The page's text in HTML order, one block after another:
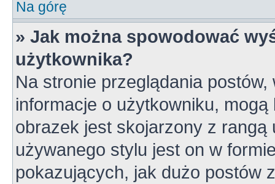
Na górę
» Jak można spowodować
użytkownika?
Na stronie przeglądania
informacje o użytkowniku,
obrazek jest skojarzony z
używanego stylu jest on w
pokazujących, jak dużo postów